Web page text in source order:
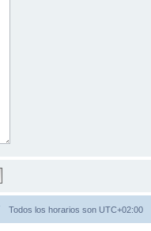
Todos los horarios son UTC+02:00